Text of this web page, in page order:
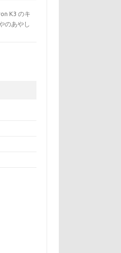
K3 のキ
のあやし